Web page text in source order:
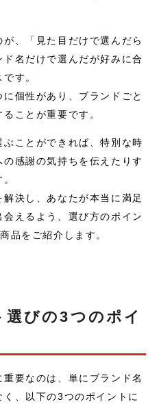
、「見た目だけで選んだら
名だけで選んだが好みに合
す。
個性があり、ブランドごと
ことが重要です。
ことができれば、特別な時
感謝の気持ちを伝えたりす
決し、あなたが本当に満足
えるよう、選び方のポイン
品をご紹介します。
びの3つのポイ
要なのは、単にブランド名
、以下の3つのポイントに